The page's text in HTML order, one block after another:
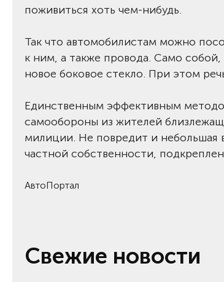
поживиться хоть чем-нибудь.
Так что автомобилистам можно
к ним, а также провода. Само собой,
новое боковое стекло. При этом
Единственным эффективным
самообороны из жителей
милиции. Не повредит и небольшая
частной собственности,
АвтоПортал
Свежие новости